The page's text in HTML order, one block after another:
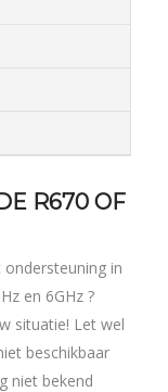
R670 OF
in
en 6GHz ?
situatie! Let wel
beschikbaar
niet bekend